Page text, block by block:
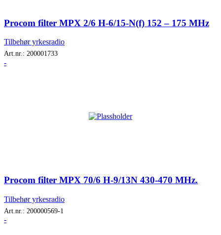
Procom filter MPX 2/6 H-6/15-N(f) 152 – 175 MHz
Tilbehør yrkesradio
Art.nr.: 200001733
-
Procom filter MPX 70/6 H-9/13N 430-470 MHz.
Tilbehør yrkesradio
Art.nr.: 200000569-1
-